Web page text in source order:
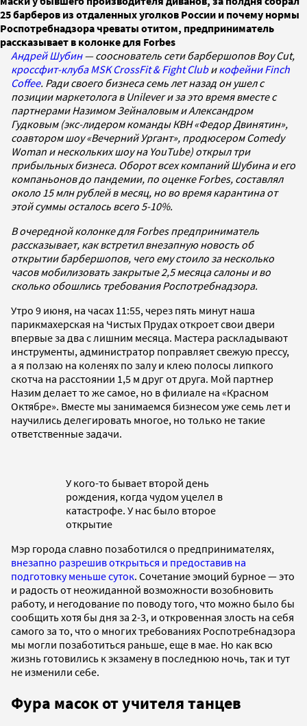
25 барберов из отдаленных уголков России и почему нормы
Роспотребнадзора чреваты отитом, предприниматель
рассказывает в колонке для Forbes
Андрей Шубин— сооснователь сети барбершопов Boy Cut,
кроссфит-клуба MSK CrossFit & Fight Clubикофейни Finch
Coffee. Ради своего бизнеса семь лет назад он ушел с
позиции маркетолога в Unilever и за это время вместе с
партнерами Назимом Зейналовым и Александром
Гудковым (экс-лидером команды КВН «Федор Двинятин»,
соавтором шоу «Вечерний Ургант», продюсером Comedy
Woman и нескольких шоу на YouTube) открыл три
прибыльных бизнеса. Оборот всех компаний Шубина и его
компаньонов до пандемии, по оценке Forbes, составлял
около 15 млн рублей в месяц, но во время карантина от
этой суммы осталось всего 5-10%.
В очередной колонке для Forbes предприниматель
рассказывает, как встретил внезапную новость об
открытии барбершопов, чего ему стоило за несколько
часов мобилизовать закрытые 2,5 месяца салоны и во
сколько обошлись требования Роспотребнадзора.
Утро 9 июня, на часах 11:55, через пять минут наша
парикмахерская на Чистых Прудах откроет свои двери
впервые за два с лишним месяца. Мастера раскладывают
инструменты, администратор поправляет свежую прессу,
а я ползаю на коленях по залу и клею полосы липкого
скотча на расстоянии 1,5 м друг от друга. Мой партнер
Назим делает то же самое, но в филиале на «Красном
Октябре». Вместе мы занимаемся бизнесом уже семь лет и
научились делегировать многое, но только не такие
ответственные задачи.
У кого-то бывает второй день
рождения, когда чудом уцелел в
катастрофе. У нас было второе
открытие
Мэр города славно позаботился о предпринимателях,
внезапно разрешив открыться и предоставив на
подготовку меньше суток. Сочетание эмоций бурное — это
и радость от неожиданной возможности возобновить
работу, и негодование по поводу того, что можно было бы
сообщить хотя бы дня за 2-3, и откровенная злость на себя
самого за то, что о многих требованиях Роспотребнадзора
мы могли позаботиться раньше, еще в мае. Но как всю
жизнь готовились к экзамену в последнюю ночь, так и тут
не изменили себе.
Фура масок от учителя танцев